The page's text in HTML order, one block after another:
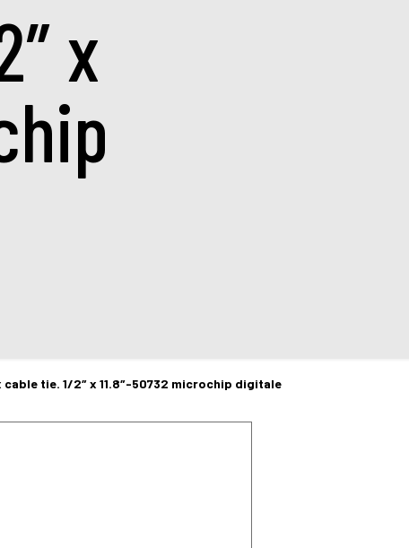
x
cable tie. 1/2″ x 11.8″-50732 microchip digitale